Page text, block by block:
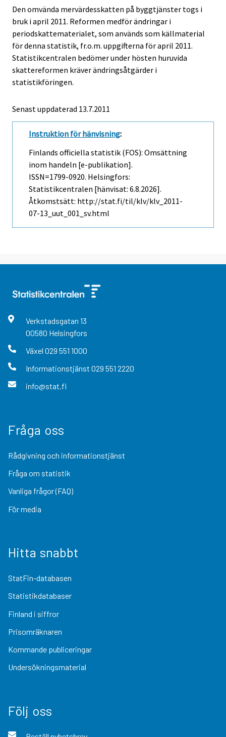
Den omvända mervärdesskatten på byggtjänster togs i
bruk i april 2011. Reformen medför ändringar i
periodskattematerialet, som används som källmaterial
för denna statistik, fr.o.m. uppgifterna för april 2011.
Statistikcentralen bedömer under hösten huruvida
skattereformen kräver ändringsåtgärder i
statistikföringen.
Senast uppdaterad 13.7.2011
Instruktion för hänvisning:
Finlands officiella statistik (FOS): Omsättning
inom handeln [e-publikation].
ISSN=1799-0920. Helsingfors:
Statistikcentralen [hänvisat: 6.8.2026].
Åtkomstsätt: http://stat.fi/til/klv/klv_2011-
07-13_uut_001_sv.html
Verkstadsgatan 13
00580 Helsingfors
Växel 029 551 1000
Informationstjänst 029 551 2220
info@stat.fi
Fråga oss
Rådgivning och informationstjänst
Fråga om statistik
Vanliga frågor (FAQ)
För media
Hitta snabbt
StatFin-databasen
Statistikdatabaser
Finland i siffror
Prisomräknaren
Kommande publiceringar
Undersökningsmaterial
Följ oss